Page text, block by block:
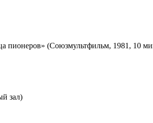
(Союзмультфильм, 1981, 10
зал)